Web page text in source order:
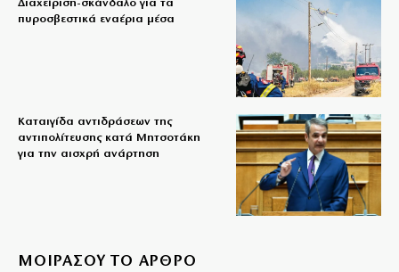
Διαχείριση-σκάνδαλο για τα
πυροσβεστικά εναέρια μέσα
Καταιγίδα αντιδράσεων της
αντιπολίτευσης κατά Μητσοτάκη
για την αισχρή ανάρτηση
ΜΟΙΡΑΣΟΥ ΤΟ ΑΡΘΡΟ